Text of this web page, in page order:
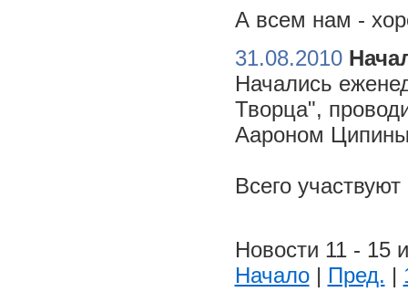
А всем нам -
31.08.2010
Начались
Творца",
Аароном
Всего
Новости 11 - 15
Начало| Пред. |